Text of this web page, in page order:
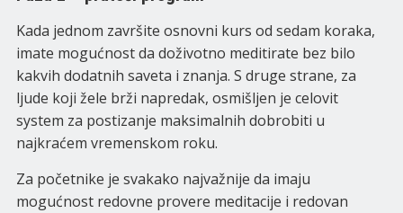
Kada jednom završite osnovni kurs od sedam koraka,
imate mogućnost da doživotno meditirate bez bilo
kakvih dodatnih saveta i znanja. S druge strane, za
ljude koji žele brži napredak, osmišljen je celovit
system za postizanje maksimalnih dobrobiti u
najkraćem vremenskom roku.
Za početnike je svakako najvažnije da imaju
mogućnost redovne provere meditacije i redovan